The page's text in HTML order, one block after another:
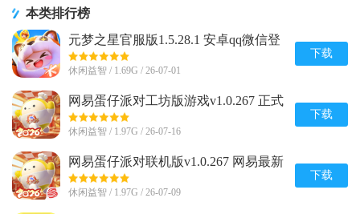
本类排行榜
元梦之星官服版1.5.28.1 安卓qq微信登
录版
休闲益智 / 1.69G / 26-07-01
下载
网易蛋仔派对工坊版游戏v1.0.267 正式
版
休闲益智 / 1.97G / 26-07-16
下载
网易蛋仔派对联机版v1.0.267 网易最新
版
休闲益智 / 1.97G / 26-07-09
下载